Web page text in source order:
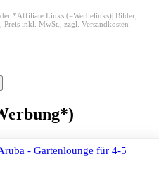
*Affiliate Links (=Werbelinks)| Bilder,
Preis inkl. MwSt., zzgl. Versandkosten